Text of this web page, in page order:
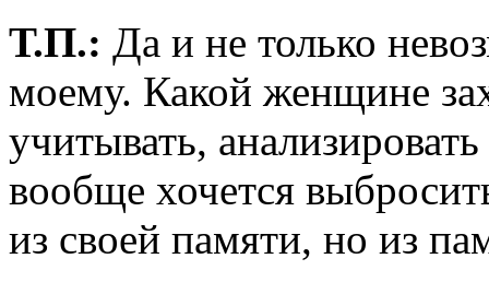
Т.П.: Да и не только
моему. Какой женщине
учитывать,
вообще хочется
из своей памяти, но из